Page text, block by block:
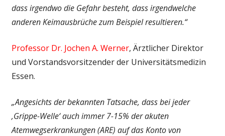
dass irgendwo die Gefahr besteht, dass irgendwelche
anderen Keimausbrüche zum Beispiel resultieren.“
Professor Dr. Jochen A. Werner, Ärztlicher Direktor
und Vorstandsvorsitzender der Universitätsmedizin
Essen.
„Angesichts der bekannten Tatsache, dass bei jeder
‚Grippe-Welle‘ auch immer 7-15% der akuten
Atemwegserkrankungen (ARE) auf das Konto von